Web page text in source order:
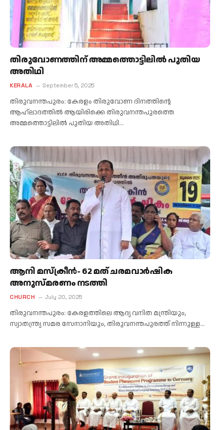
തിരുവോണത്തിന് അമ്മത്തൊട്ടിലില്‍ പുതിയ
അതിഥി
KERALA September 5, 2025
തിരുവനന്തപുരം: കേരളം തിരുവോണ ദിനത്തിന്റെ
ആഹ്ലാദത്തിൽ ആയിരിക്കെ തിരുവനന്തപുരത്തെ
അമ്മത്തൊട്ടിലില്‍ പുതിയ അതിഥി…
ആനി മസ്ക്രീൻ- 62 മത് ചരമവാർഷിക
അനുസ്മരണം നടത്തി
CHURCH July 20, 2025
തിരുവനന്തപുരം: കേരളത്തിലെ ആദ്യ വനിത മന്ത്രിയും,
സ്വാതന്ത്ര്യ സമര സേനാനിയും, തിരുവനന്തപുരത്ത് നിന്നുള്ള…